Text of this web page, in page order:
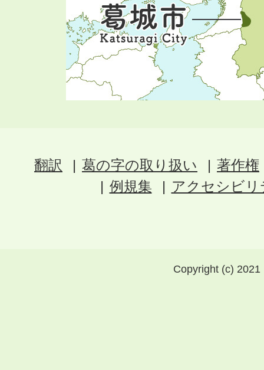
翻訳 葛の字の取り扱い
著作権
例規集
アクセシビ
Copyright (c)